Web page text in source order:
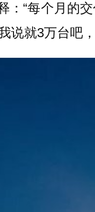
：“每个月的
说就3万台吧